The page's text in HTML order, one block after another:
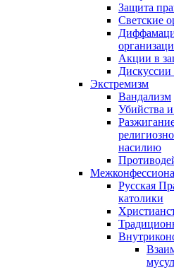
Защита
Светские
Акции в
Дискуссии
Экстремизм
Вандализм
Убийства
насилию
Русская
католики